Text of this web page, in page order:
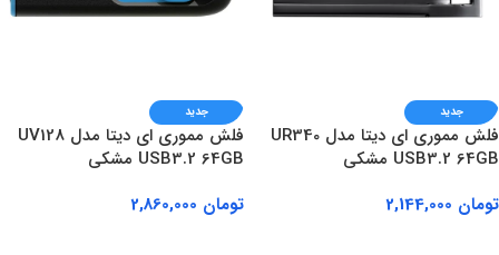
جدید
فلش مموری ای دیتا مدل UR340
USB3.2 64GB مشکی
تومان
جدید
فلش مموری ای دیتا مدل UV128
USB3.2 64GB مشکی
تومان